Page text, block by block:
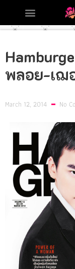
พลอย-เฌ
March 12, 2014 No